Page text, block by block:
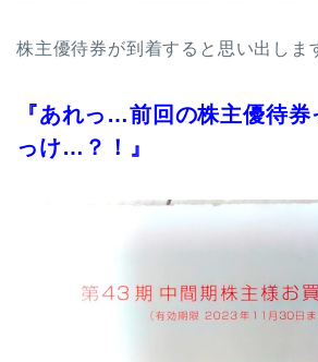
株主優待券が到着すると思い出しま
『あれっ…前回の株主優待券
っけ…？！』